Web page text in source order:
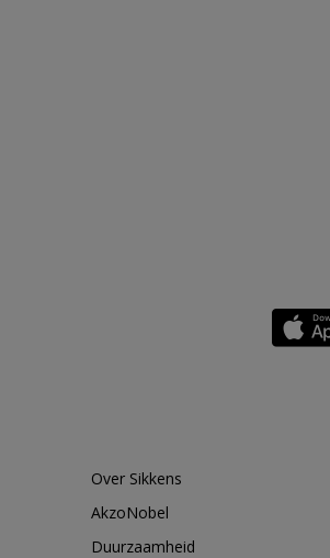
Over Sikkens
AkzoNobel
Duurzaamheid